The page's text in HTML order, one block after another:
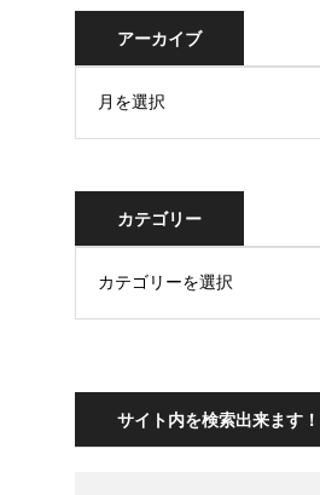
アーカイブ
カテゴリー
サイト内を検索出来ます！